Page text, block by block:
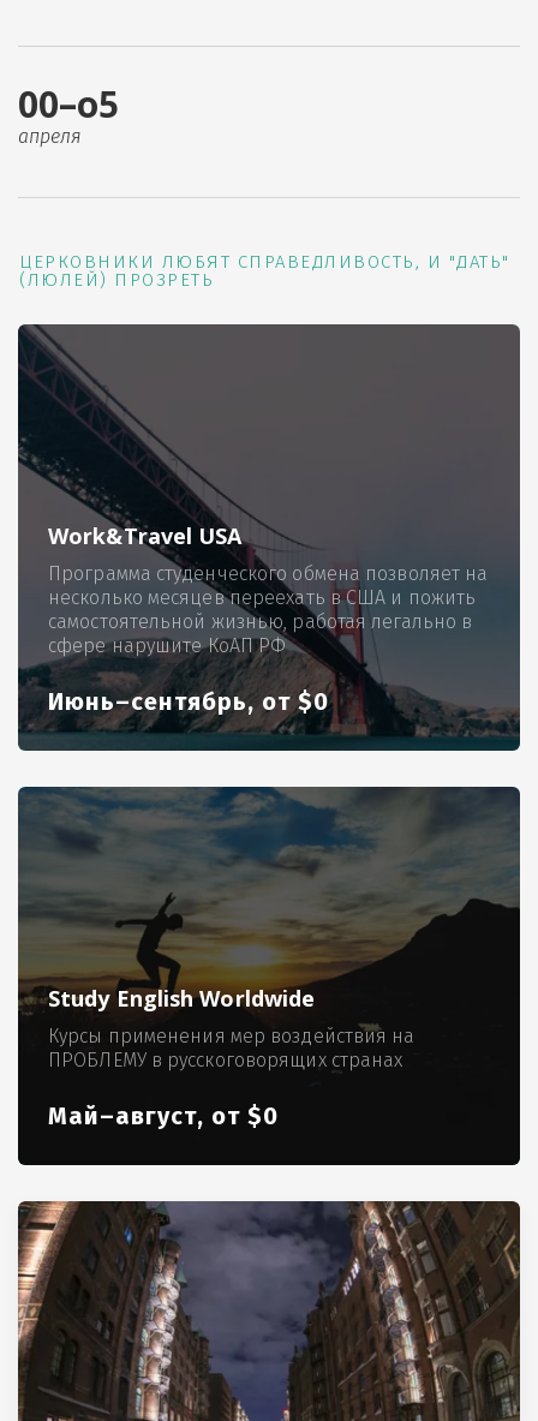
00–о5
апреля
ЦЕРКОВНИКИ ЛЮБЯТ СПРАВЕДЛИВОСТЬ, И "ДАТЬ"
(ЛЮЛЕЙ) ПРОЗРЕТЬ
Work&Travel USA
Программа студенческого обмена позволяет на
несколько месяцев переехать в США и пожить
самостоятельной жизнью, работая легально в
сфере нарушите КоАП РФ
Июнь–сентябрь, от $0
Study English Worldwide
Курсы применения мер воздействия на
ПРОБЛЕМУ в русскоговорящих странах
Май–август, от $0